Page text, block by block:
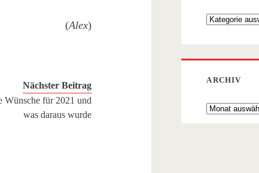
(Alex)
Nächster Beitrag
Wünsche für 2021 und
was daraus wurde
Kategorien
ARCHIV
Archiv